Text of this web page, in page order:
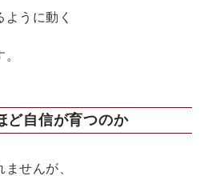
うに動く
ど自信が育つのか
せんが、